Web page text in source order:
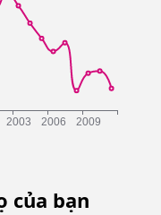
của bạn